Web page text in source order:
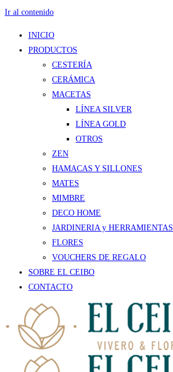
Ir al contenido
INICIO
PRODUCTOS
CESTERÍA
CERÁMICA
MACETAS
LÍNEA SILVER
LÍNEA GOLD
OTROS
ZEN
HAMACAS Y SILLONES
MATES
MIMBRE
DECO HOME
JARDINERIA y HERRAMIENTAS
FLORES
VOUCHERS DE REGALO
SOBRE EL CEIBO
CONTACTO